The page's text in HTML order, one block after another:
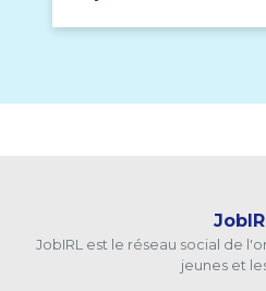
JobIRL est le réseau social de
jeunes et